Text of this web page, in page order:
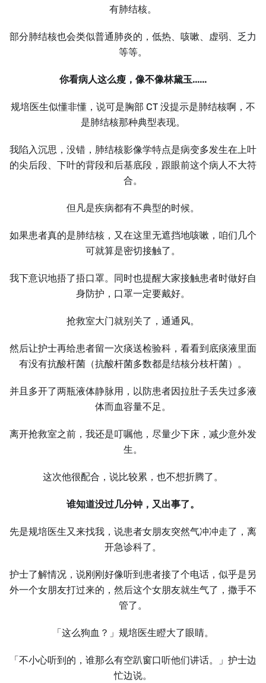
有肺结核。
部分肺结核也会类似普通肺炎的，低热、咳嗽、虚弱、乏力
等等。
你看病人这么瘦，像不像林黛玉......
规培医生似懂非懂，说可是胸部 CT 没提示是肺结核啊，不
是肺结核那种典型表现。
我陷入沉思，没错，肺结核影像学特点是病变多发生在上叶
的尖后段、下叶的背段和后基底段，跟眼前这个病人不大符
合。
但凡是疾病都有不典型的时候。
如果患者真的是肺结核，又在这里无遮挡地咳嗽，咱们几个
可就算是密切接触了。
我下意识地捂了捂口罩。同时也提醒大家接触患者时做好自
身防护，口罩一定要戴好。
抢救室大门就别关了，通通风。
然后让护士再给患者留一次痰送检验科，看看到底痰液里面
有没有抗酸杆菌（抗酸杆菌多数都是结核分枝杆菌）。
并且多开了两瓶液体静脉用，以防患者因拉肚子丢失过多液
体而血容量不足。
离开抢救室之前，我还是叮嘱他，尽量少下床，减少意外发
生。
这次他很配合，说比较累，也不想折腾了。
谁知道没过几分钟，又出事了。
先是规培医生又来找我，说患者女朋友突然气冲冲走了，离
开急诊科了。
护士了解情况，说刚刚好像听到患者接了个电话，似乎是另
外一个女朋友打过来的，然后这个女朋友就生气了，撒手不
管了。
「这么狗血？」规培医生瞪大了眼睛。
「不小心听到的，谁那么有空趴窗口听他们讲话。」护士边
忙边说。